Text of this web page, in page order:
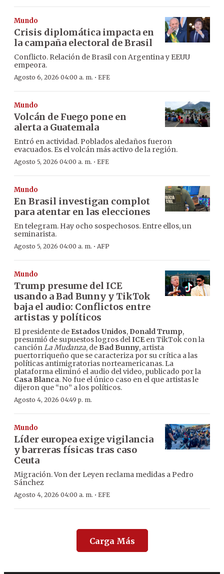
Mundo
Crisis diplomática impacta en
la campaña electoral de Brasil
Conflicto. Relación de Brasil con Argentina y EEUU
empeora.
Agosto 6, 2026 04:00 a. m. · EFE
Mundo
Volcán de Fuego pone en
alerta a Guatemala
Entró en actividad. Poblados aledaños fueron
evacuados. Es el volcán más activo de la región.
Agosto 5, 2026 04:00 a. m. · EFE
Mundo
En Brasil investigan complot
para atentar en las elecciones
En telegram. Hay ocho sospechosos. Entre ellos, un
seminarista.
Agosto 5, 2026 04:00 a. m. · AFP
Mundo
Trump presume del ICE
usando a Bad Bunny y TikTok
baja el audio: Conflictos entre
artistas y políticos
El presidente de Estados Unidos, Donald Trump,
presumió de supuestos logros delICE en TikTok con la
canciónLa Mudanza, de Bad Bunny, artista
puertorriqueño que se caracteriza por su crítica a las
políticas antimigratorias norteamericanas. La
plataforma eliminó el audio del video, publicado por la
Casa Blanca. No fue el único caso en el que artistas le
dijeron que “no” a los políticos.
Agosto 4, 2026 04:49 p. m.
Mundo
Líder europea exige vigilancia
y barreras físicas tras caso
Ceuta
Migración. Von der Leyen reclama medidas a Pedro
Sánchez
Agosto 4, 2026 04:00 a. m. · EFE
Carga Más